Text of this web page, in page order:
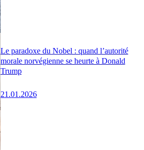
Le paradoxe du Nobel : quand l’autorité
morale norvégienne se heurte à Donald
Trump
21.01.2026